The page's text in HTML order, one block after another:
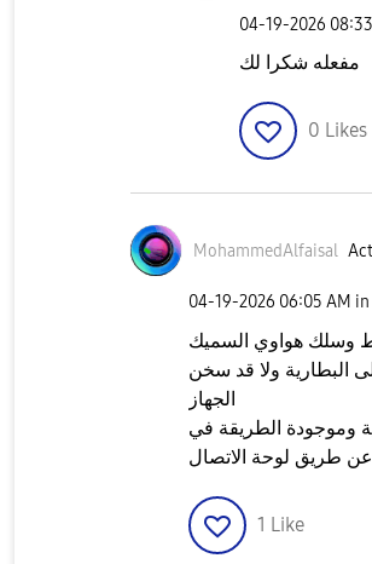
‎04-19-2026
مفعله شكرا لك
0 Likes
MohammedAlfaisal
‎04-19-2026 06:05 AM in
استخدم شاحن هواوي 66 واط وسلك هواوي السميك
البطارية ولا قد سخن
الجهاز
وموجودة الطريقة في
طريق لوحة الاتصال
1 Like